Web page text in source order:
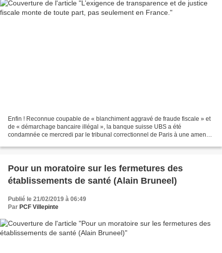
Enfin ! Reconnue coupable de « blanchiment aggravé de fraude fiscale » et
de « démarchage bancaire illégal », la banque suisse UBS a été
condamnée ce mercredi par le tribunal correctionnel de Paris à une amende
Pour un moratoire sur les fermetures des
établissements de santé (Alain Bruneel)
Publié le 21/02/2019 à 06:49
Par PCF Villepinte